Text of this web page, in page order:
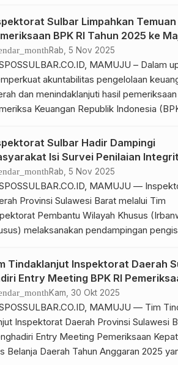
daerah di lingkungan Pemerintah
Barat, Kamis 6 November 2025. Ini
arahan Gubernur Sulbar
Wakil Gubernur Salim S Mengga.
Sulbar Limpahkan Temuan
BPK RI Tahun 2025 ke
Penyelesaian Kerugian
Rab, 5 Nov 2025
MAMUJU – Dalam
akuntabilitas pengelolaan
dan menindaklanjuti hasil
Keuangan Republik Indonesia
temuan Hasil Pemeriksaan BPK RI
kepada Majelis Pertimbangan
Daerah (MP-PKD), Rabu 5
tersebut dilakukan oleh Tim
Pemeriksaan […]
Sulbar Hadir Dampingi
Isi Survei Penilaian
2025 Rab, 5 Nov 2025
MAMUJU —
Provinsi Sulawesi Barat melalui Tim
Pembantu Wilayah Khusus
melaksanakan pendampingan
masyarakat dan pengguna layanan
instansi pelayanan, yaitu Dinas
dan Pelayanan Terpadu Satu Pintu
Samsat, serta UPTD Pengujian
PUPR, Selasa 4 […]
Tindaklanjut Inspektorat Daerah
Entry Meeting BPK RI
Belanja Daerah
Kam, 30 Okt 2025
MAMUJU — Tim
Inspektorat Daerah Provinsi Sulawesi
Entry Meeting Pemeriksaan
Belanja Daerah Tahun Anggaran 2025